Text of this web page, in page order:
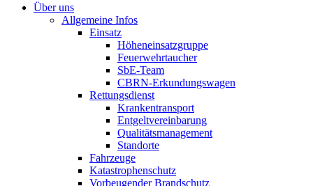
Über uns
Allgemeine Infos
Einsatz
Höheneinsatzgruppe
Feuerwehrtaucher
SbE-Team
CBRN-Erkundungswagen
Rettungsdienst
Krankentransport
Entgeltvereinbarung
Qualitätsmanagement
Standorte
Fahrzeuge
Katastrophenschutz
Vorbeugender Brandschutz